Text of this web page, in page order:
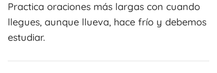
Practica oraciones más largas con cuando
llegues, aunque llueva, hace frío y debemos
estudiar.